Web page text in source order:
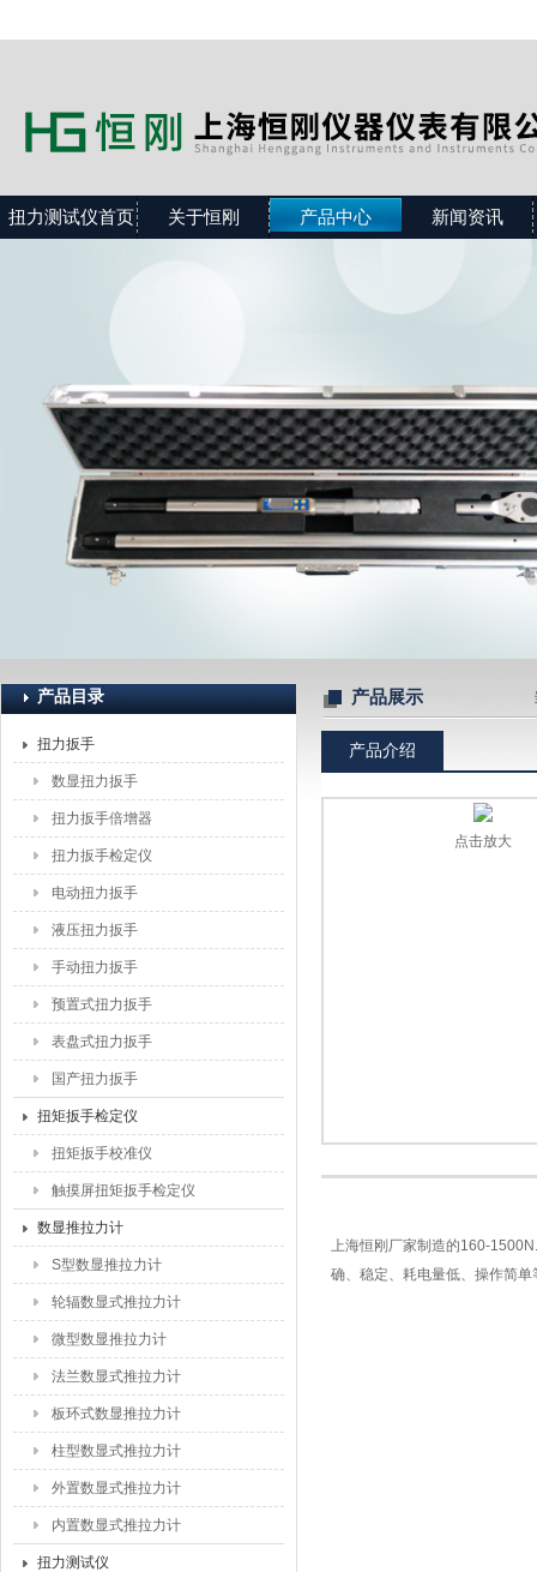
扭力测试仪首页 关于恒刚 产品中心 新闻资讯
产品目录
扭力扳手
数显扭力扳手
扭力扳手倍增器
扭力扳手检定仪
电动扭力扳手
液压扭力扳手
手动扭力扳手
预置式扭力扳手
表盘式扭力扳手
国产扭力扳手
扭矩扳手检定仪
扭矩扳手校准仪
触摸屏扭矩扳手检定仪
数显推拉力计
S型数显推拉力计
轮辐数显式推拉力计
微型数显推拉力计
法兰数显式推拉力计
板环式数显推拉力计
柱型数显式推拉力计
外置数显式推拉力计
内置数显式推拉力计
扭力测试仪
产品展示
产品介绍
点击放大
上海恒刚厂家制造的160-
确、稳定、耗电量低、操作简